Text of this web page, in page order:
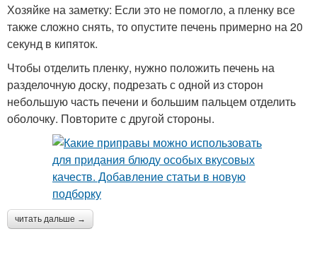
Хозяйке на заметку: Если это не помогло, а пленку все
также сложно снять, то опустите печень примерно на 20
секунд в кипяток.
Чтобы отделить пленку, нужно положить печень на
разделочную доску, подрезать с одной из сторон
небольшую часть печени и большим пальцем отделить
оболочку. Повторите с другой стороны.
читать дальше →